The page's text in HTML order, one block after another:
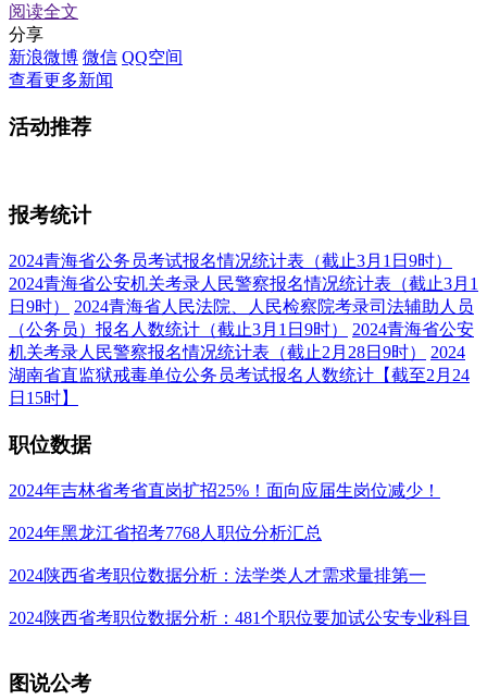
阅读全文
分享
新浪微博 微信 QQ空间
查看更多新闻
活动推荐
报考统计
2024青海省公务员考试报名情况统计表（截止3月1日9时）
2024青海省公安机关考录人民警察报名情况统计表（截止3月1
日9时）
2024青海省人民法院、人民检察院考录司法辅助人员
（公务员）报名人数统计（截止3月1日9时）
2024青海省公安
机关考录人民警察报名情况统计表（截止2月28日9时）
2024
湖南省直监狱戒毒单位公务员考试报名人数统计【截至2月24
日15时】
职位数据
2024年吉林省考省直岗扩招25%！面向应届生岗位减少！
2024年黑龙江省招考7768人职位分析汇总
2024陕西省考职位数据分析：法学类人才需求量排第一
2024陕西省考职位数据分析：481个职位要加试公安专业科目
图说公考